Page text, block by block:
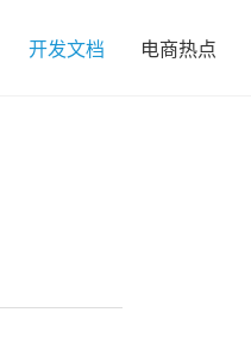
开发文档 电商热点